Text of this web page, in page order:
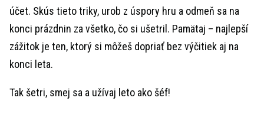
účet. Skús tieto triky, urob z úspory hru a odmeň sa na
konci prázdnin za všetko, čo si ušetril. Pamätaj – najlepší
zážitok je ten, ktorý si môžeš dopriať bez výčitiek aj na
konci leta.
Tak šetri, smej sa a užívaj leto ako šéf!